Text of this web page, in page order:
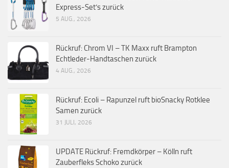
Express-Set’s zurück
5 AUG., 2026
Rückruf: Chrom VI – TK Maxx ruft Brampton
Echtleder-Handtaschen zurück
4 AUG., 2026
Rückruf: Ecoli – Rapunzel ruft bioSnacky Rotklee
Samen zurück
31 JULI, 2026
UPDATE Rückruf: Fremdkörper – Kölln ruft
Zauberfleks Schoko zurück